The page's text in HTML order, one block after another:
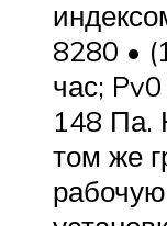
8280 •
час;
148 Па.
том же